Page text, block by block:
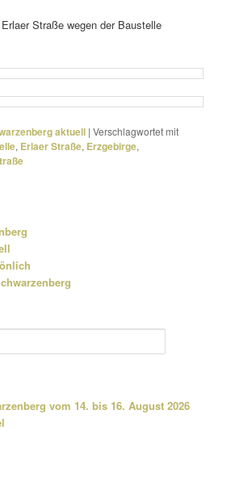
Straße wegen der Baustelle
aktuell |Verschlagwortet mit
, Erlaer Straße, Erzgebirge,
vom 14. bis 16. August 2026